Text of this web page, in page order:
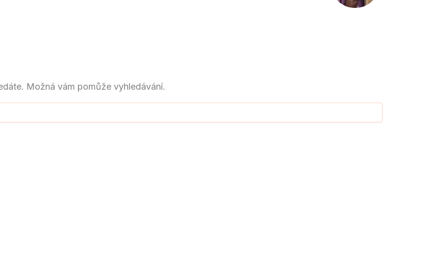
Možná vám pomůže vyhledávání.